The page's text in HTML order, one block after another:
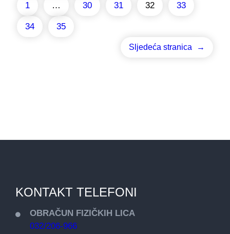
1 … 30 31 32 33
34 35
Sljedeća stranica →
KONTAKT TELEFONI
OBRAČUN FIZIČKIH LICA
032/206-966